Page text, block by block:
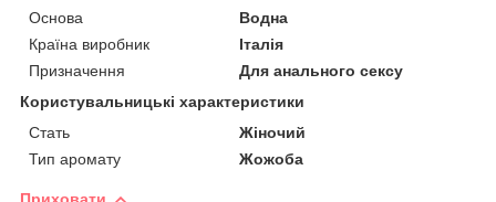
Основа
Водна
Країна виробник
Італія
Призначення
Для анального сексу
Користувальницькі характеристики
Стать
Жіночий
Тип аромату
Жожоба
Приховати